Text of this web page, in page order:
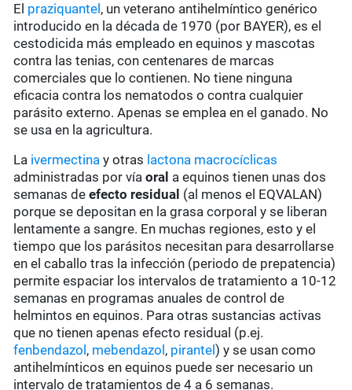
El praziquantel , un veterano antihelmíntico genérico
introducido en la década de 1970 (por BAYER), es el
cestodicida más empleado en equinos y mascotas
contra las tenias, con centenares de marcas
comerciales que lo contienen. No tiene ninguna
eficacia contra los nematodos o contra cualquier
parásito externo. Apenas se emplea en el ganado. No
se usa en la agricultura.
La ivermectina y otras lactona macrocíclicas
administradas por víaoral a equinos tienen unas dos
semanas deefecto residual (al menos el EQVALAN)
porque se depositan en la grasa corporal y se liberan
lentamente a sangre. En muchas regiones, esto y el
tiempo que los parásitos necesitan para desarrollarse
en el caballo tras la infección (periodo de prepatencia)
permite espaciar los intervalos de tratamiento a 10-12
semanas en programas anuales de control de
helmintos en equinos. Para otras sustancias activas
que no tienen apenas efecto residual (p.ej.
fenbendazol , mebendazol , pirantel) y se usan como
antihelmínticos en equinos puede ser necesario un
intervalo de tratamientos de 4 a 6 semanas.